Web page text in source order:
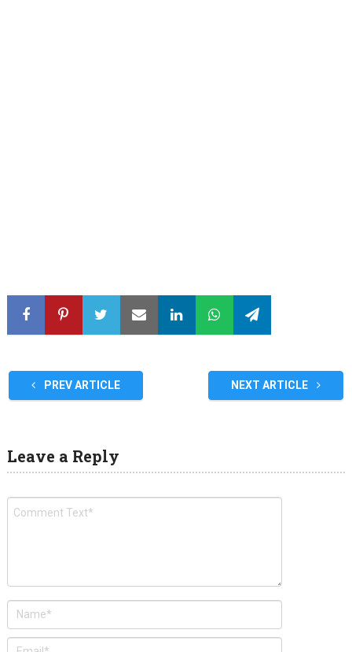
PREV ARTICLE NEXT ARTICLE
Leave a Reply